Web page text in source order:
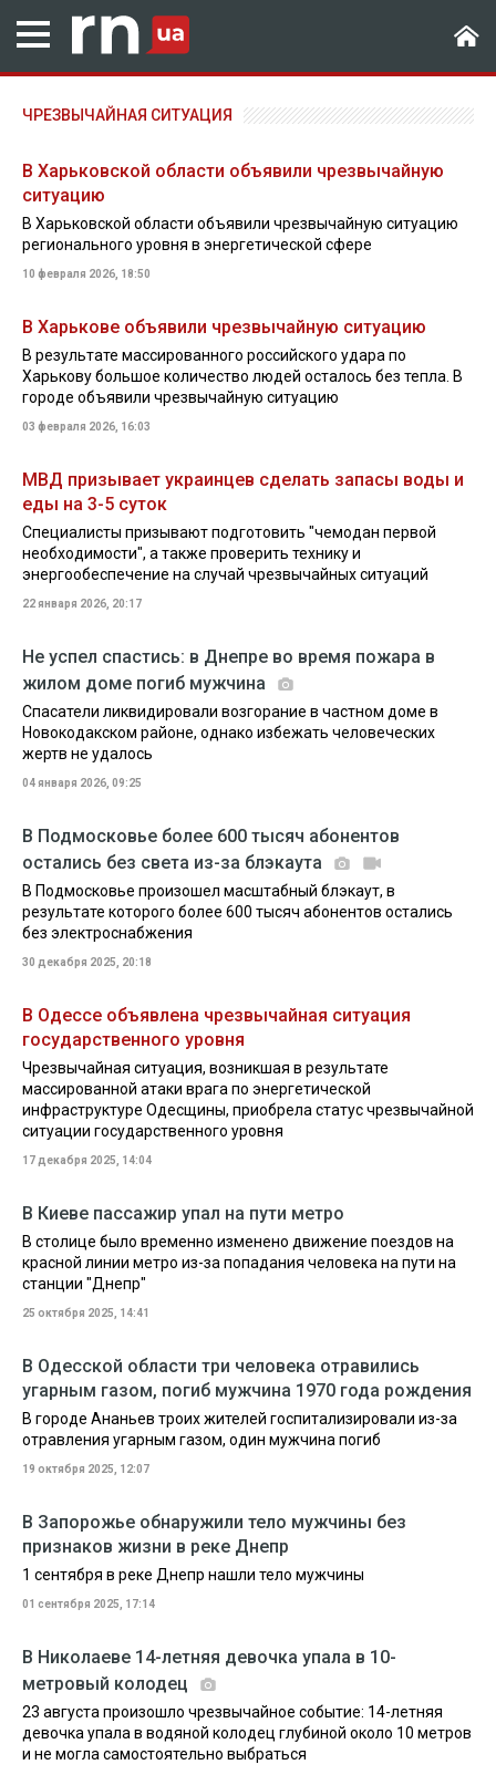
ЧРЕЗВЫЧАЙНАЯ СИТУАЦИЯ
В Харьковской области объявили чрезвычайную
ситуацию
В Харьковской области объявили чрезвычайную ситуацию
регионального уровня в энергетической сфере
10 февраля 2026, 18:50
В Харькове объявили чрезвычайную ситуацию
В результате массированного российского удара по
Харькову большое количество людей осталось без тепла. В
городе объявили чрезвычайную ситуацию
03 февраля 2026, 16:03
МВД призывает украинцев сделать запасы воды и
еды на 3-5 суток
Специалисты призывают подготовить "чемодан первой
необходимости", а также проверить технику и
энергообеспечение на случай чрезвычайных ситуаций
22 января 2026, 20:17
Не успел спастись: в Днепре во время пожара в
жилом доме погиб мужчина
Спасатели ликвидировали возгорание в частном доме в
Новокодакском районе, однако избежать человеческих
жертв не удалось
04 января 2026, 09:25
В Подмосковье более 600 тысяч абонентов
остались без света из-за блэкаута
В Подмосковье произошел масштабный блэкаут, в
результате которого более 600 тысяч абонентов остались
без электроснабжения
30 декабря 2025, 20:18
В Одессе объявлена чрезвычайная ситуация
государственного уровня
Чрезвычайная ситуация, возникшая в результате
массированной атаки врага по энергетической
инфраструктуре Одесщины, приобрела статус чрезвычайной
ситуации государственного уровня
17 декабря 2025, 14:04
В Киеве пассажир упал на пути метро
В столице было временно изменено движение поездов на
красной линии метро из-за попадания человека на пути на
станции "Днепр"
25 октября 2025, 14:41
В Одесской области три человека отравились
угарным газом, погиб мужчина 1970 года рождения
В городе Ананьев троих жителей госпитализировали из-за
отравления угарным газом, один мужчина погиб
19 октября 2025, 12:07
В Запорожье обнаружили тело мужчины без
признаков жизни в реке Днепр
1 сентября в реке Днепр нашли тело мужчины
01 сентября 2025, 17:14
В Николаеве 14-летняя девочка упала в 10-
метровый колодец
23 августа произошло чрезвычайное событие: 14-летняя
девочка упала в водяной колодец глубиной около 10 метров
и не могла самостоятельно выбраться